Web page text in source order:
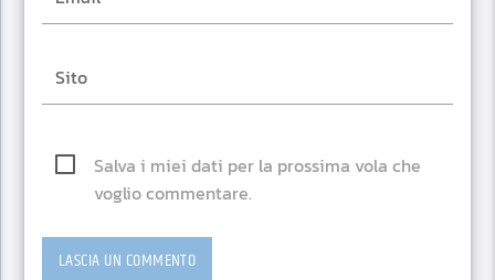
Salva i miei dati per la prossima vola che
voglio commentare.